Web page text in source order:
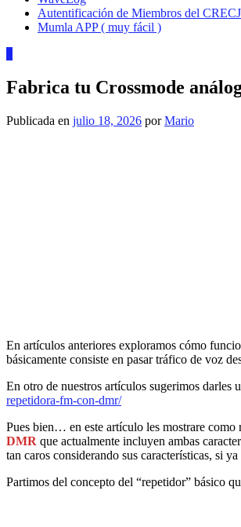
Autentificación de Miembros del CRECJ
Mumla APP ( muy fácil )
Fabrica tu Crossmode
Publicada en julio 18, 2026 porMario
En artículos anteriores exploramos cómo
básicamente consiste en pasar tráfico de voz
En otro de nuestros artículos sugerimos darles
repetidora-fm-con-dmr/
Pues bien… en este artículo les mostrare como
DMR que actualmente incluyen ambas
tan caros considerando sus características, si
Partimos del concepto del “repetidor” básico